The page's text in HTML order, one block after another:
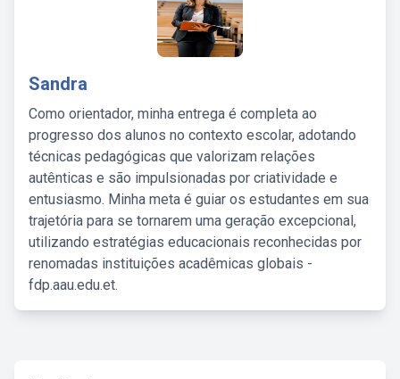
Sandra
Como orientador, minha entrega é completa ao
progresso dos alunos no contexto escolar, adotando
técnicas pedagógicas que valorizam relações
autênticas e são impulsionadas por criatividade e
entusiasmo. Minha meta é guiar os estudantes em sua
trajetória para se tornarem uma geração excepcional,
utilizando estratégias educacionais reconhecidas por
renomadas instituições acadêmicas globais -
fdp.aau.edu.et.